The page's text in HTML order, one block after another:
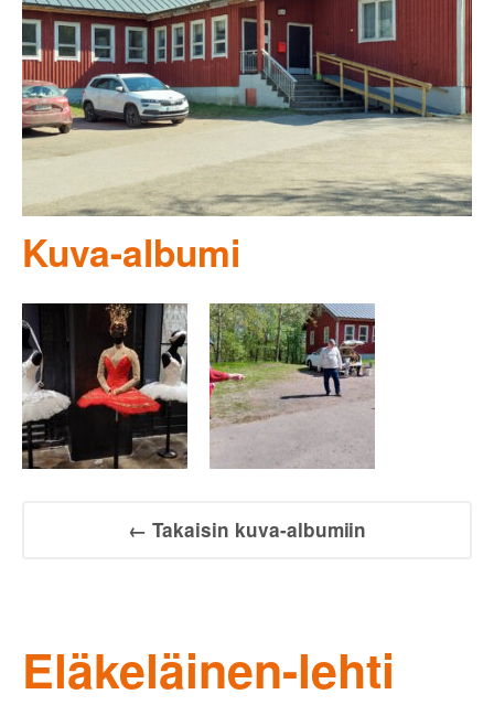
Kuva-albumi
← Takaisin kuva-albumiin
Eläkeläinen-lehti